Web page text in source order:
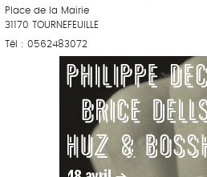
Place de la Mairie
31170 TOURNEFEUILLE
Tél : 0562483072